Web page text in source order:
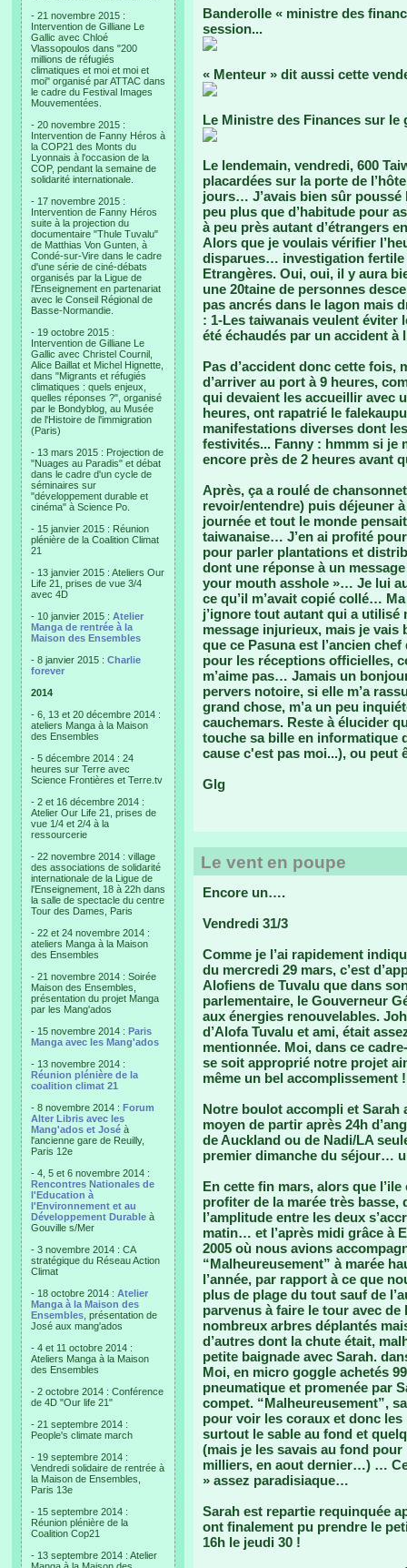
- 21 novembre 2015 :
Intervention de Gilliane Le
Gallic avec Chloé
Vlassopoulos dans "200
millions de réfugiés
climatiques et moi et moi et
moi" organisé par ATTAC dans
le cadre du Festival Images
Mouvementées.
- 20 novembre 2015 :
Intervention de Fanny Héros à
la COP21 des Monts du
Lyonnais à l'occasion de la
COP, pendant la semaine de
solidarité internationale.
- 17 novembre 2015 :
Intervention de Fanny Héros
suite à la projection du
documentaire "Thule Tuvalu"
de Matthias Von Gunten, à
Condé-sur-Vire dans le cadre
d'une série de ciné-débats
organisés par la Ligue de
l'Enseignement en partenariat
avec le Conseil Régional de
Basse-Normandie.
- 19 octobre 2015 :
Intervention de Gilliane Le
Gallic avec Christel Cournil,
Alice Baillat et Michel Hignette,
dans "Migrants et réfugiés
climatiques : quels enjeux,
quelles réponses ?", organisé
par le Bondyblog, au Musée
de l'Histoire de l'immigration
(Paris)
- 13 mars 2015 : Projection de
"Nuages au Paradis" et débat
dans le cadre d'un cycle de
séminaires sur
"développement durable et
cinéma" à Science Po.
- 15 janvier 2015 : Réunion
plénière de la Coalition Climat
21
- 13 janvier 2015 : Ateliers Our
Life 21, prises de vue 3/4
avec 4D
- 10 janvier 2015 : Atelier
Manga de rentrée à la
Maison des Ensembles
- 8 janvier 2015 : Charlie
forever
2014
- 6, 13 et 20 décembre 2014 :
ateliers Manga à la Maison
des Ensembles
- 5 décembre 2014 : 24
heures sur Terre avec
Science Frontières et Terre.tv
- 2 et 16 décembre 2014 :
Atelier Our Life 21, prises de
vue 1/4 et 2/4 à la
ressourcerie
- 22 novembre 2014 : village
des associations de solidarité
internationale de la Ligue de
l'Enseignement, 18 à 22h dans
la salle de spectacle du centre
Tour des Dames, Paris
- 22 et 24 novembre 2014 :
ateliers Manga à la Maison
des Ensembles
- 21 novembre 2014 : Soirée
Maison des Ensembles,
présentation du projet Manga
par les Mang'ados
- 15 novembre 2014 : Paris
Manga avec les Mang'ados
- 13 novembre 2014 :
Réunion plénière de la
coalition climat 21
- 8 novembre 2014 : Forum
Alter Libris avec les
Mang'ados et José à
l'ancienne gare de Reuilly,
Paris 12e
- 4, 5 et 6 novembre 2014 :
Rencontres Nationales de
l'Education à
l'Environnement et au
Développement Durable à
Gouville s/Mer
- 3 novembre 2014 : CA
stratégique du Réseau Action
Climat
- 18 octobre 2014 : Atelier
Manga à la Maison des
Ensembles , présentation de
José aux mang'ados
- 4 et 11 octobre 2014 :
Ateliers Manga à la Maison
des Ensembles
- 2 octobre 2014 : Conférence
de 4D "Our life 21"
- 21 septembre 2014 :
People's climate march
- 19 septembre 2014 :
Vendredi solidaire de rentrée à
la Maison de Ensembles,
Paris 13e
- 15 septembre 2014 :
Réunion plénière de la
Coalition Cop21
- 13 septembre 2014 : Atelier
Banderolle « ministre des
session...
« Menteur » dit aussi cette
Le Ministre des Finances sur le
Le lendemain, vendredi, 600
placardées sur la porte de
jours… J’avais bien sûr
peu plus que d’habitude pour
à peu près autant d’étrangers
Alors que je voulais vérifier
disparues… investigation fertile
Etrangères. Oui, oui, il y aura
une 20taine de personnes
pas ancrés dans le lagon mais
: 1-Les taiwanais veulent éviter
été échaudés par un accident à
Pas d’accident donc cette fois,
d’arriver au port à 9 heures,
qui devaient les accueillir avec
heures, ont rapatrié le
manifestations diverses dont
festivités... Fanny : hmmm si je
encore près de 2 heures avant
Après, ça a roulé de
revoir/entendre) puis déjeuner
journée et tout le monde
taiwanaise… J’en ai profité
pour parler plantations et
dont une réponse à un
your mouth asshole »… Je lui
ce qu’il m’avait copié collé…
j’ignore tout autant qui a
message injurieux, mais je
que ce Pasuna est l’ancien
pour les réceptions officielles,
m’aime pas… Jamais un
pervers notoire, si elle m’a
grand chose, m’a un peu
cauchemars. Reste à élucider
touche sa bille en informatique
cause c'est pas moi...), ou peut
Glg
Le vent en poupe
Encore un….
Vendredi 31/3
Comme je l’ai rapidement
du mercredi 29 mars, c’est
Alofiens de Tuvalu que dans
parlementaire, le Gouverneur
aux énergies renouvelables.
d’Alofa Tuvalu et ami, était
mentionnée. Moi, dans ce
se soit approprié notre projet
même un bel accomplissement !
Notre boulot accompli et Sarah
moyen de partir après 24h
de Auckland ou de Nadi/LA
premier dimanche du séjour…
En cette fin mars, alors que
profiter de la marée très basse,
l’amplitude entre les deux
matin… et l’après midi grâce à
2005 où nous avions
“Malheureusement” à marée
l’année, par rapport à ce que
plus de plage du tout sauf de
parvenus à faire le tour avec de
nombreux arbres déplantés
d’autres dont la chute était,
petite baignade avec Sarah.
Moi, en micro goggle achetés
pneumatique et promenée par
compet. “Malheureusement”,
pour voir les coraux et donc
surtout le sable au fond et
(mais je les savais au fond
milliers, en aout dernier…) …
» assez paradisiaque…
Sarah est repartie requinquée
ont finalement pu prendre le
16h le jeudi 30 !